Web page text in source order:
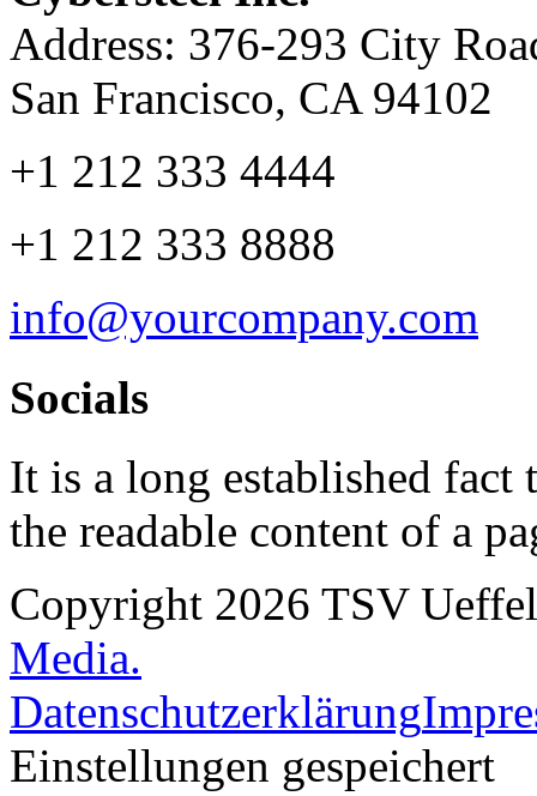
Address: 376-293 City
San Francisco, CA 94102
+1 212 333 4444
+1 212 333 8888
info@yourcompany.com
Socials
It is a long established fact
the readable content of a
Copyright 2026 TSV
Media.
Datenschutzerklärung
Einstellungen gespeichert